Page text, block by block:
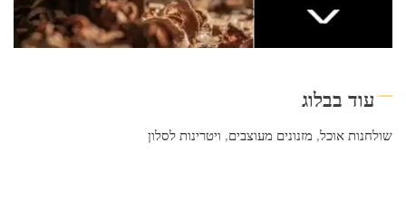
עוד בבלוג
שולחנות אוכל, מזנונים מעוצבים, ויטרינות לסלון